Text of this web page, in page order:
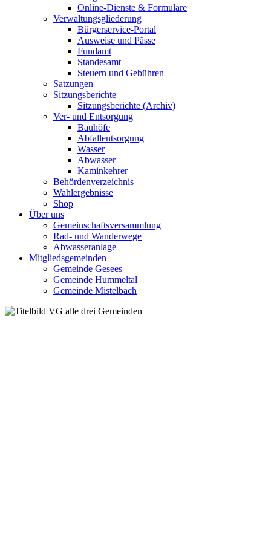
Online-Dienste & Formulare
Verwaltungsgliederung
Bürgerservice-Portal
Ausweise und Pässe
Fundamt
Standesamt
Steuern und Gebühren
Satzungen
Sitzungsberichte
Sitzungsberichte (Archiv)
Ver- und Entsorgung
Bauhöfe
Abfallentsorgung
Wasser
Abwasser
Kaminkehrer
Behördenverzeichnis
Wahlergebnisse
Shop
Über uns
Gemeinschaftsversammlung
Rad- und Wanderwege
Abwasseranlage
Mitgliedsgemeinden
Gemeinde Gesees
Gemeinde Hummeltal
Gemeinde Mistelbach